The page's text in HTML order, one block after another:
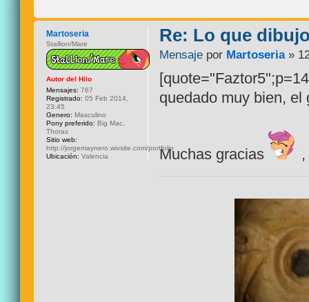
Re: Lo que
Mensaje por Martoseria»
quedado muy bien, el
Muchas gracias
Martoseria
Stallion/Mare
Autor del Hilo
Mensajes: 767
Registrado: 05 Feb 2014,
23:45
Genero: Masculino
Pony preferido: Big Mac,
Thorax
Sitio web:
http://jorgemaynero.wixsite.com/portfolio
Ubicación: Valencia